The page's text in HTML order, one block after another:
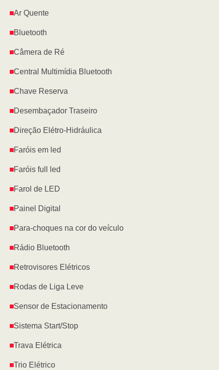
Ar Quente
Bluetooth
Câmera de Ré
Central Multimídia Bluetooth
Chave Reserva
Desembaçador Traseiro
Direção Elétro-Hidráulica
Faróis em led
Faróis full led
Farol de LED
Painel Digital
Para-choques na cor do veículo
Rádio Bluetooth
Retrovisores Elétricos
Rodas de Liga Leve
Sensor de Estacionamento
Sistema Start/Stop
Trava Elétrica
Trio Elétrico